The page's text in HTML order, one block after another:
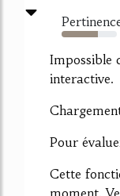
66%
Impossible
interactive.
Pour
Cette